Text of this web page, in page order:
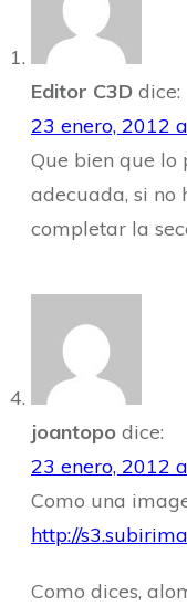
Editor C3D dice:
23 enero, 2012
Que bien que lo
adecuada, si no
completar la
joantopo dice:
23 enero, 2012
Como una
http://
Como dices,